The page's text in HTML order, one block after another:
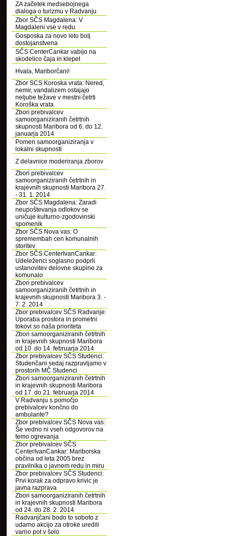
ZA začetek medsebojnega
dialoga o turizmu v Radvanju
Zbor SČS Magdalena: V
Magdaleni vse v redu
Gosposka za novo leto bolj
dostojanstvena
SČS CenterCankar vabijo na
skodelico čaja in klepet
Hvala, Mariborčani!
Zbor SCS Koroska vrata: Nered,
nemir, vandalizem ostajajo
neljube težave v mestni četrti
Koroška vrata
Zbori prebivalcev
samoorganiziranih četrtnih
skupnosti Maribora od 6. do 12.
januarja 2014
Pomen samoorganiziranja v
lokalni skupnosti
Z delavnice moderiranja zborov
Zbori prebivalcev
samoorganiziranih četrtnih in
krajevnih skupnosti Maribora 27.
- 31. 1. 2014
Zbor SČS Magdalena: Zaradi
neupoštevanja odlokov se
uničuje kulturno-zgodovinski
spomenik
Zbor SČS Nova vas: O
spremembah cen komunalnih
storitev
Zbor SČS CenterIvanCankar:
Udeleženci soglasno podprli
ustanovitev delovne skupine za
komunalo
Zbori prebivalcev
samoorganiziranih četrtnih in
krajevnih skupnosti Maribora 3. -
7. 2. 2014
Zbor prebivalcev SČS Radvanje:
Uporaba prostora in prometni
tokovi so naša prioriteta
Zbori samoorganiziranih četrtnih
in krajevnih skupnosti Maribora
od 10. do 14. februarja 2014
Zbor prebivalcev SČS Studenci:
Studenčani sedaj razpravljamo v
prostorih MČ Studenci
Zbori samoorganiziranih četrtnih
in krajevnih skupnosti Maribora
od 17. do 21. februarja 2014
V Radvanju s pomočjo
prebivalcev končno do
ambulante?
Zbor prebivalcev SČS Nova vas:
Še vedno ni vseh odgovorov na
temo ogrevanja
Zbor prebivalcev SČS
CenterIvanCankar: Mariborska
občina od leta 2005 brez
pravilnika o javnem redu in miru
Zbor prebivalcev SČS Studenci:
Prvi korak za odpravo krivic je
javna razprava
Zbori samoorganiziranih četrtnih
in krajevnih skupnosti Maribora
od 24. do 28. 2. 2014
Radvanjčani bodo to soboto z
udarno akcijo za otroke uredili
varno pot v šolo